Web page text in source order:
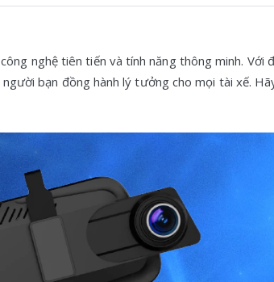
nghệ tiên tiến và tính năng thông minh. Với
bạn đồng hành lý tưởng cho mọi tài xế.